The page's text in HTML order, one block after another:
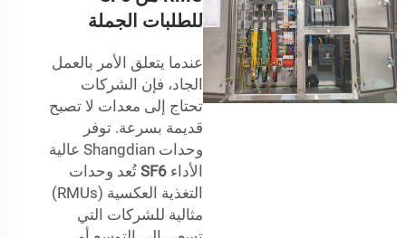
للطلبات الجملة
عندما يتعلق الأمر بالعمل
الجاد، فإن الشركات
تحتاج إلى معدات لا تصبح
قديمة بسرعة. توفر
وحدات Shangdian عالية
الأداء SF6 تُعد وحدات
التغذية العكسية (RMUs)
مثالية للشركات التي